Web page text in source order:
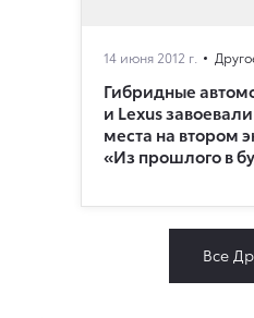
14 июня 2012 г.
Гибридные
и Lexus
места на втором
«Из прошлого в
Все